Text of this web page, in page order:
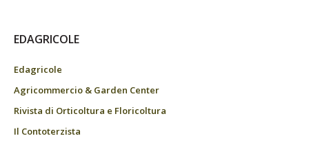
EDAGRICOLE
Edagricole
Agricommercio & Garden Center
Rivista di Orticoltura e Floricoltura
Il Contoterzista